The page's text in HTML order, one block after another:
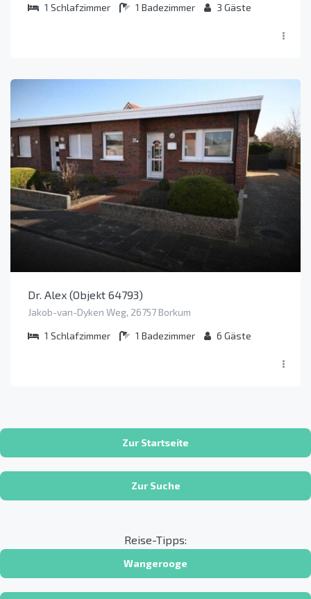
1 Schlafzimmer 1 Badezimmer 3 Gäste
Dr. Alex (Objekt 64793)
Jakob-van-Dyken Weg, 26757 Borkum
1 Schlafzimmer 1 Badezimmer 6 Gäste
Zur Startseite
Zur Suche
Reise-Tipps:
Wangerooge